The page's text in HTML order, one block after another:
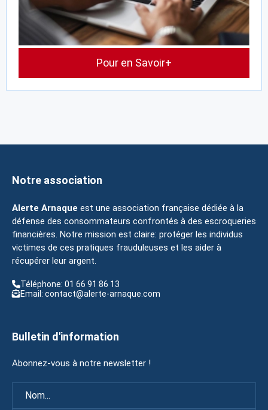
Pour en Savoir+
Notre association
Alerte Arnaque est une association française dédiée à la
défense des consommateurs confrontés à des escroqueries
financières. Notre mission est claire: protéger les individus
victimes de ces pratiques frauduleuses et les aider à
récupérer leur argent.
Téléphone: 01 66 91 86 13
Email: contact@alerte-arnaque.com
Bulletin d'information
Abonnez-vous à notre newsletter !